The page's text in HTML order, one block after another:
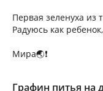
Первая зеленуха из
Радуюсь как
Мира🌏❗
Графин питья на